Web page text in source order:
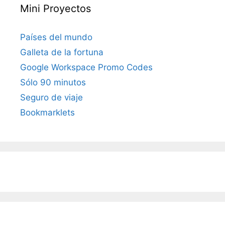
Mini Proyectos
Países del mundo
Galleta de la fortuna
Google Workspace Promo Codes
Sólo 90 minutos
Seguro de viaje
Bookmarklets